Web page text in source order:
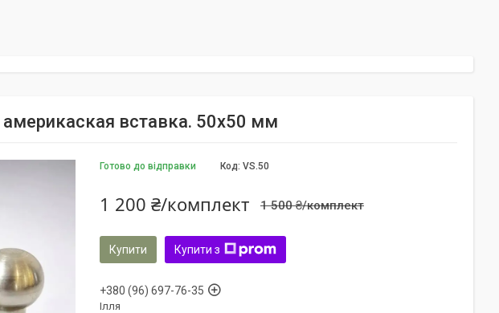
вставка. 50х50 мм
Готово до відправки Код: VS.50
1 500 ₴/комплект
1 200 ₴/комплект
Купити Купити з
+380 (96) 697-76-35
Ілля